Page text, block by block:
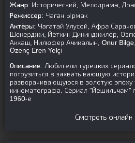
Жанр: Исторический, Мелодрама,
Режиссер: Чаган Ырмак
Актёры: Чагатай Улусой, Афра
Шекерджи, Йеткин Дикинджилер,
Аккаш, Нилюфер Ачикалын, Onur
Özenç Eren Yelçi
Описание: Любители турецких
погрузиться в захватывающую
разворачивающуюся в золотую эпоху
кинематографа. Сериал "Йешильчам"
1960-е
Смотреть онлайн